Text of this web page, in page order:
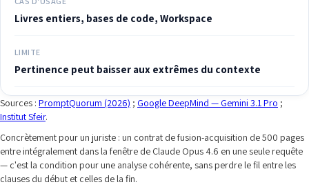
Livres entiers, bases de code, Workspace
LIMITE
Pertinence peut baisser aux extrêmes du contexte
Sources : PromptQuorum (2026) ; Google DeepMind — Gemini 3.1 Pro ;
Institut Sfeir.
Concrètement pour un juriste : un contrat de fusion-acquisition de 500 pages
entre intégralement dans la fenêtre de Claude Opus 4.6 en une seule requête
— c'est la condition pour une analyse cohérente, sans perdre le fil entre les
clauses du début et celles de la fin.